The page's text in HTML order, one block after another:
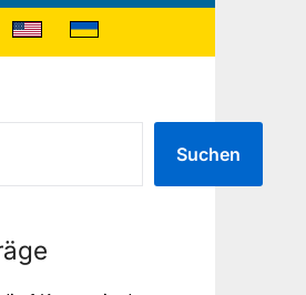
Suchen